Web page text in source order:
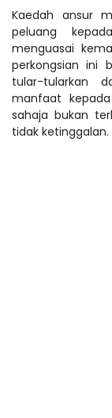
Kaedah ansur
peluang
menguasai
perkongsian ini
tular-tularkan
manfaat
sahaja bukan
tidak ketinggalan.